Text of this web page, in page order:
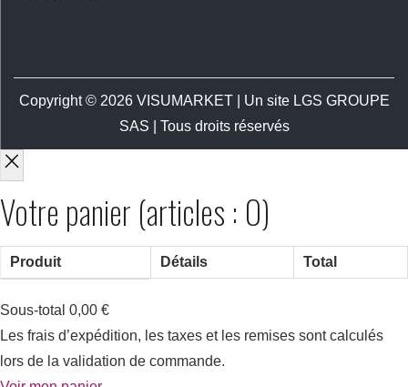
Copyright © 2026 VISUMARKET| Un site LGS GROUPE
SAS | Tous droits réservés
Votre panier (articles : 0)
Produit Détails Total
Sous-total 0,00 €
Les frais d’expédition, les taxes et les remises sont calculés
lors de la validation de commande.